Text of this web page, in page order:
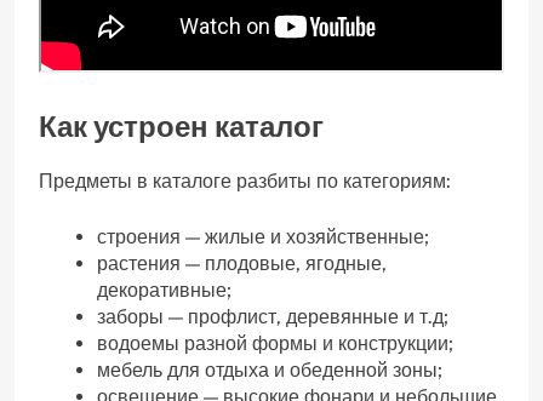
Как устроен каталог
Предметы в каталоге разбиты по категориям:
строения — жилые и хозяйственные;
растения — плодовые, ягодные,
декоративные;
заборы — профлист, деревянные и т.д;
водоемы разной формы и конструкции;
мебель для отдыха и обеденной зоны;